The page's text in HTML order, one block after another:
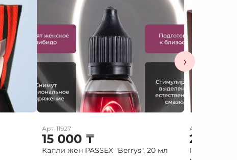
Арт-11927
15 000 ₸
Капли жен PASSEX "Berrys", 20 мл
Арт-10586
2 000
Red
›